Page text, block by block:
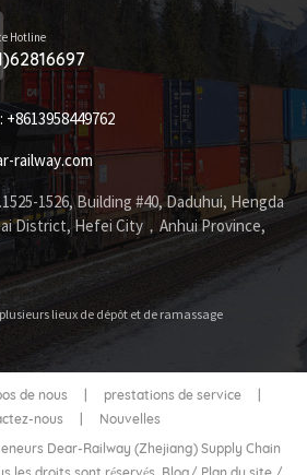
Hotline
railway.com
1526, Building #40, Daduhui, Hengda
District, Hefei City，Anhui Province,
lieux de dépôt et de ramassage
de nous prestations de service
nous
Nouvelles
Dear-Railway (Zhejiang) Supply Chain